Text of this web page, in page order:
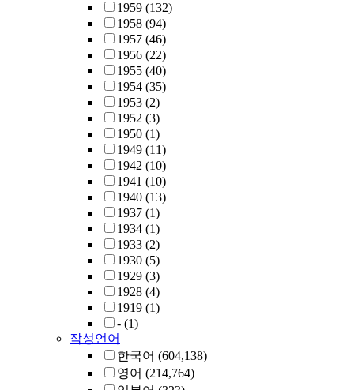
1959 (132)
1958 (94)
1957 (46)
1956 (22)
1955 (40)
1954 (35)
1953 (2)
1952 (3)
1950 (1)
1949 (11)
1942 (10)
1941 (10)
1940 (13)
1937 (1)
1934 (1)
1933 (2)
1930 (5)
1929 (3)
1928 (4)
1919 (1)
- (1)
작성언어
한국어 (604,138)
영어 (214,764)